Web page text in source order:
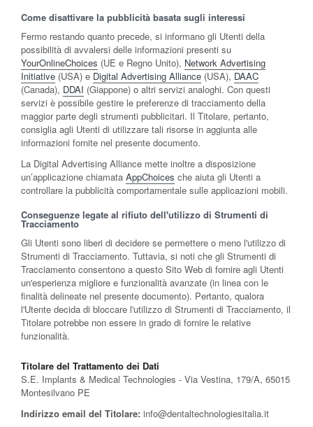
Come disattivare la pubblicità basata sugli interessi
Fermo restando quanto precede, si informano gli Utenti della
possibilità di avvalersi delle informazioni presenti su
YourOnlineChoices (UE e Regno Unito), Network Advertising
Initiative (USA) e Digital Advertising Alliance (USA), DAAC
(Canada), DDAI (Giappone) o altri servizi analoghi. Con questi
servizi è possibile gestire le preferenze di tracciamento della
maggior parte degli strumenti pubblicitari. Il Titolare, pertanto,
consiglia agli Utenti di utilizzare tali risorse in aggiunta alle
informazioni fornite nel presente documento.
La Digital Advertising Alliance mette inoltre a disposizione
un’applicazione chiamata AppChoices che aiuta gli Utenti a
controllare la pubblicità comportamentale sulle applicazioni mobili.
Conseguenze legate al rifiuto dell'utilizzo di Strumenti di
Tracciamento
Gli Utenti sono liberi di decidere se permettere o meno l'utilizzo di
Strumenti di Tracciamento. Tuttavia, si noti che gli Strumenti di
Tracciamento consentono a questo Sito Web di fornire agli Utenti
un'esperienza migliore e funzionalità avanzate (in linea con le
finalità delineate nel presente documento). Pertanto, qualora
l'Utente decida di bloccare l'utilizzo di Strumenti di Tracciamento, il
Titolare potrebbe non essere in grado di fornire le relative
funzionalità.
Titolare del Trattamento dei Dati
S.E. Implants & Medical Technologies - Via Vestina, 179/A, 65015
Montesilvano PE
Indirizzo email del Titolare: info@dentaltechnologiesitalia.it